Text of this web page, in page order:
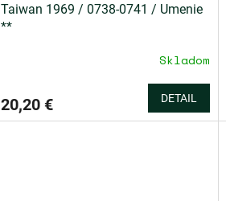
Taiwan 1969 / 0738-0741 / Umenie
**
Skladom
20,20 € DETAIL